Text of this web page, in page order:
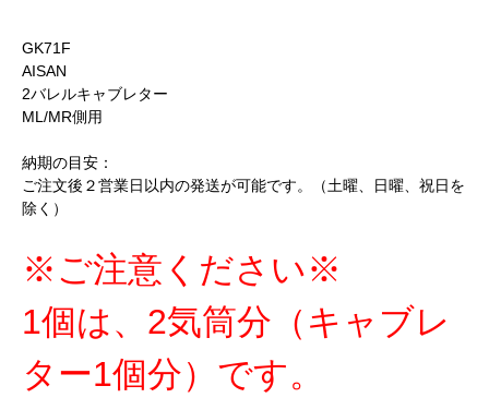
GK71F
AISAN
2バレルキャブレター
ML/MR側用
納期の目安：
ご注文後２営業日以内の発送が可能です。（土曜、日曜、祝日を
除く）
※ご注意ください※
1個は、2気筒分（キャブレ
ター1個分）です。